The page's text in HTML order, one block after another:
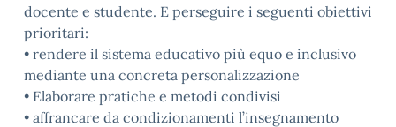
docente e studente. E perseguire i seguenti obiettivi
prioritari:
• rendere il sistema educativo più equo e inclusivo
mediante una concreta personalizzazione
• Elaborare pratiche e metodi condivisi
• affrancare da condizionamenti l’insegnamento